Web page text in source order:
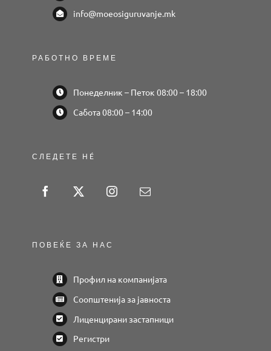
info@moeosiguruvanje.mk
РАБОТНО ВРЕМЕ
Понеделник – Петок 08:00 – 18:00
Сабота 08:00 – 14:00
СЛЕДЕТЕ НÉ
ПОВЕЌЕ ЗА НАС
Профил на компанијата
Соопштенија за јавноста
Лиценцирани застапници
Регистри